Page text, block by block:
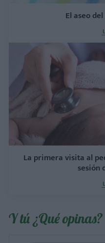
El aseo
La primera visita al
sesión
Y tú ¿Qué opinas?